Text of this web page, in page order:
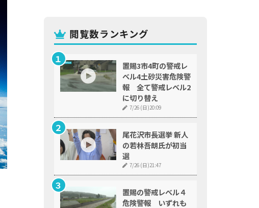
閲覧数ランキング
置賜3市4町の警戒レ
ベル4土砂災害危険警
報 全て警戒レベル2
に切り替え
7/26 (日)20:09
尾花沢市長選挙 新人
の若林吾朗氏が初当
選
7/26 (日)21:47
置賜の警戒レベル４
危険警報 いずれも